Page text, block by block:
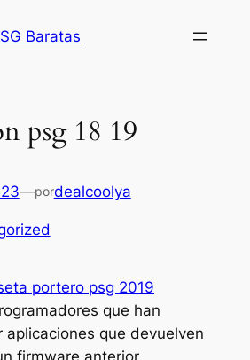
Baratas
psg 18 19
—pordealcoolya
que han
aplicaciones que devuelven